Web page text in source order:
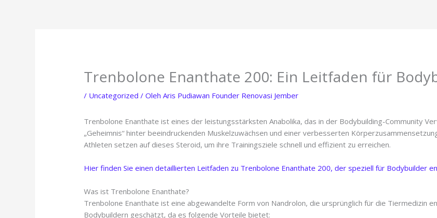
Trenbolone Enanthate 200: Ein Leitfaden für
/ Uncategorized / OlehAris Pudiawan Founder Renovasi Jember
Trenbolone Enanthate ist eines der leistungsstärksten Anabolika, das in der Bodybuilding-Community
„Geheimnis“ hinter beeindruckenden Muskelzuwächsen und einer verbesserten
Athleten setzen auf dieses Steroid, um ihre Trainingsziele schnell und effizient zu erreichen.
Hier finden Sie einen detaillierten Leitfaden zu Trenbolone Enanthate 200, der speziell für Bodybuilder
Was ist Trenbolone Enanthate?
Trenbolone Enanthate ist eine abgewandelte Form von Nandrolon, die ursprünglich für die Tiermedizin
Bodybuildern geschätzt, da es folgende Vorteile bietet: